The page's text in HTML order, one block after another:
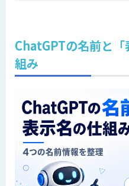
ChatGPTの名前と
組み